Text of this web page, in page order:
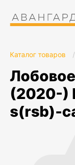
Каталог товаров /
лобовое стекло voyah free
(2020-)
s(rsb)-